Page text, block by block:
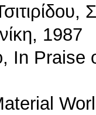
1987
In Praise